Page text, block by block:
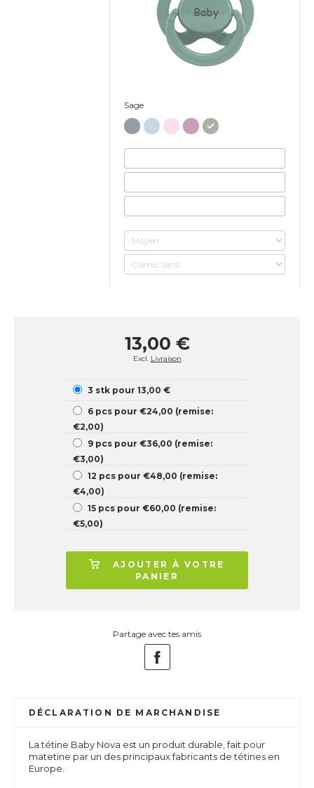
Baby
Sage
13,00 €
Excl. Livraison
3 stk pour 13,00 €
6 pcs pour €24,00 (remise:
€2,00)
9 pcs pour €36,00 (remise:
€3,00)
12 pcs pour €48,00 (remise:
€4,00)
15 pcs pour €60,00 (remise:
€5,00)
AJOUTER À VOTRE
PANIER
Partage avec tes amis
DÉCLARATION DE MARCHANDISE
La tétine Baby Nova est un produit durable, fait pour
matetine par un des principaux fabricants de tétines en
Europe.